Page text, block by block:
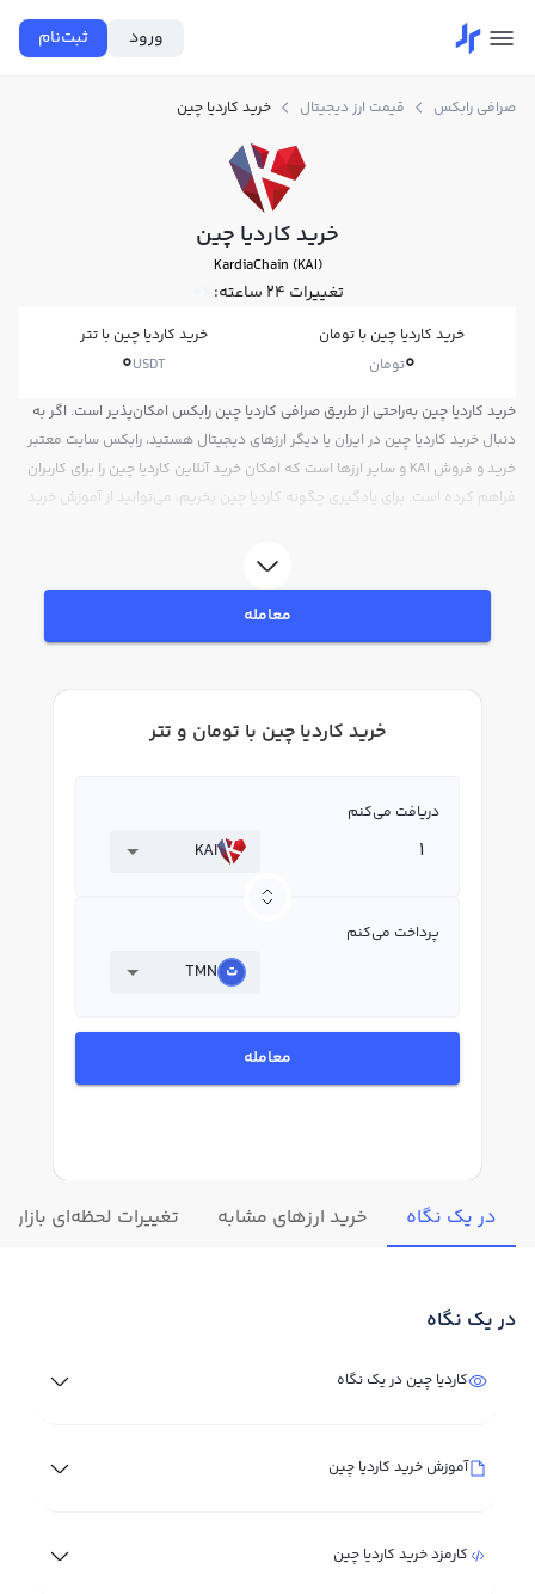
ورود ثبت‌نام
صرافی رابکس قیمت ارز دیجیتال خرید کاردیا چین
خرید کاردیا چین
KardiaChain (KAI)
تغییرات ۲۴ ساعته: 0%
خرید کاردیا چین با تومان
0تومان
خرید کاردیا چین با تتر
0USDT
خرید کاردیا چین به‌راحتی از طریق صرافی کاردیا چین رابکس امکان‌پذیر است. اگر به
دنبال خرید کاردیا چین در ایران یا دیگر ارزهای دیجیتال هستید، رابکس سایت معتبر
خرید و فروش KAI و سایر ارزها است که امکان خرید آنلاین کاردیا چین را برای کاربران
فراهم کرده است. برای یادگیری چگونه کاردیا چین بخریم، می‌توانید از آموزش خرید
KAI بپردازید. در بازار رابکس، قیمت لحظه‌ای، نمودار و امکانات فروش کاردیا چین نیز
در دسترس شما قرار دارد تا بتوانید تصمیمات بهتری در معاملات خود بگیرید.
معامله
خرید کاردیا چین با تومان و تتر
دریافت می‌کنم
KAI
پرداخت می‌کنم
TMN
معامله
در یک نگاه خرید ارزهای مشابه تغییرات لحظه‌ای بازار
در یک نگاه
کاردیا چین در یک نگاه
آموزش خرید کاردیا چین
کارمزد خرید کاردیا چین